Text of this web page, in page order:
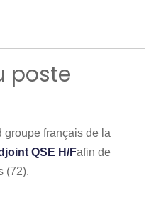
poste
groupe français de la
QSE H/Fafin de
(72).